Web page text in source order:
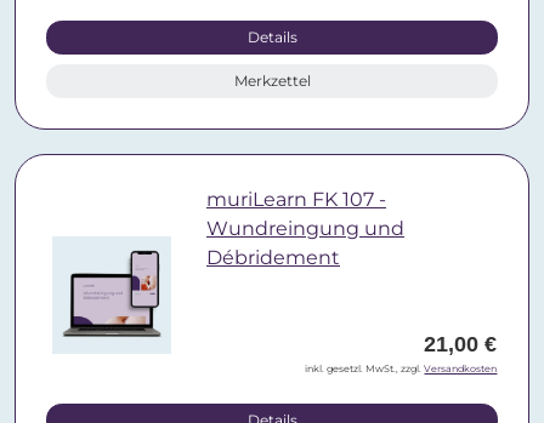
Details
Merkzettel
muriLearn FK 107 -
Wundreingung und
Débridement
21,00 €
inkl. gesetzl. MwSt., zzgl.Versandkosten